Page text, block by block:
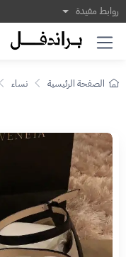
روابط مفيدة
الصفحة الرئيسية نساء